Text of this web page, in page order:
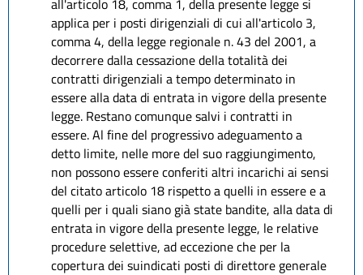
all'articolo 18, comma 1, della presente legge si
applica per i posti dirigenziali di cui all'articolo 3,
comma 4, della legge regionale n. 43 del 2001, a
decorrere dalla cessazione della totalità dei
contratti dirigenziali a tempo determinato in
essere alla data di entrata in vigore della presente
legge. Restano comunque salvi i contratti in
essere. Al fine del progressivo adeguamento a
detto limite, nelle more del suo raggiungimento,
non possono essere conferiti altri incarichi ai sensi
del citato articolo 18 rispetto a quelli in essere e a
quelli per i quali siano già state bandite, alla data di
entrata in vigore della presente legge, le relative
procedure selettive, ad eccezione che per la
copertura dei suindicati posti di direttore generale